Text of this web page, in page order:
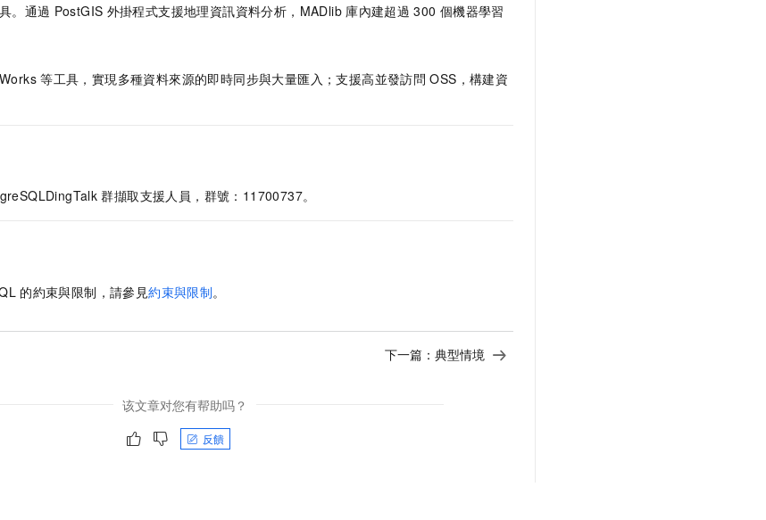
。通過 PostGIS 外掛程式支援地理資訊資料分析，MADlib 庫內建超過 300 個機器學習
等工具，實現多種資料來源的即時同步與大量匯入；支援高並發訪問 OSS，構建資
DingTalk 群擷取支援人員，群號：11700737。
的約束與限制，請參見約束與限制。
下一篇： 典型情境
该文章对您有帮助吗？
反饋